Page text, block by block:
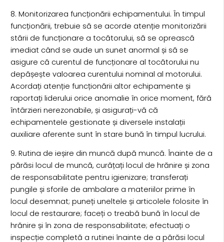
8. Monitorizarea funcționării echipamentului. În timpul
funcționării, trebuie să se acorde atenție monitorizării
stării de funcționare a tocătorului, să se oprească
imediat când se aude un sunet anormal și să se
asigure că curentul de funcționare al tocătorului nu
depășește valoarea curentului nominal al motorului.
Acordați atenție funcționării altor echipamente și
raportați liderului orice anomalie în orice moment, fără
întârzieri nerezonabile, și asigurați-vă că
echipamentele gestionate și diversele instalații
auxiliare aferente sunt în stare bună în timpul lucrului.
9. Rutina de ieșire din muncă după muncă. Înainte de a
părăsi locul de muncă, curățați locul de hrănire și zona
de responsabilitate pentru igienizare; transferați
pungile și sforile de ambalare a materiilor prime în
locul desemnat; puneți uneltele și articolele folosite în
locul de restaurare; faceți o treabă bună în locul de
hrănire și în zona de responsabilitate; efectuați o
inspecție completă a rutinei înainte de a părăsi locul